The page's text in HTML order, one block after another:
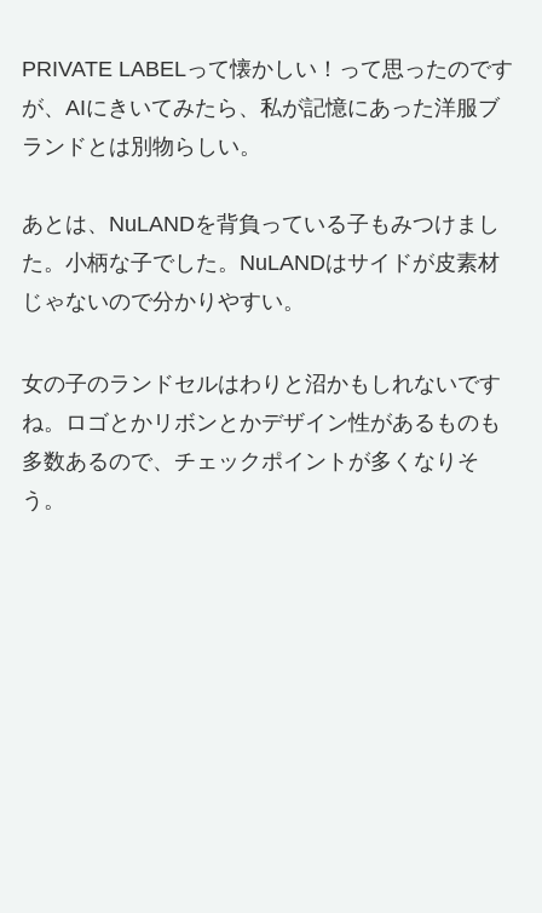
PRIVATE LABELって懐かしい！って思ったのです
が、AIにきいてみたら、私が記憶にあった洋服ブ
ランドとは別物らしい。
あとは、NuLANDを背負っている子もみつけまし
た。小柄な子でした。NuLANDはサイドが皮素材
じゃないので分かりやすい。
女の子のランドセルはわりと沼かもしれないです
ね。ロゴとかリボンとかデザイン性があるものも
多数あるので、チェックポイントが多くなりそ
う。